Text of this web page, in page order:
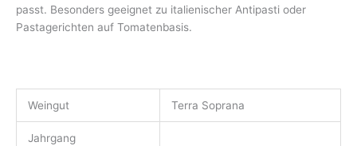
passt. Besonders geeignet zu italienischer Antipasti oder
Pastagerichten auf Tomatenbasis.
Weingut Terra Soprana
Jahrgang